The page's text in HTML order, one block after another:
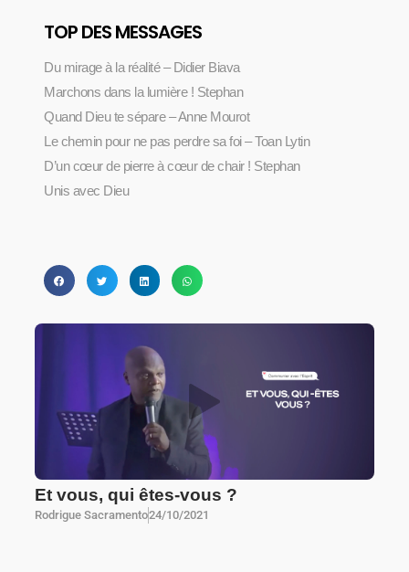
TOP DES MESSAGES
Du mirage à la réalité – Didier Biava
Marchons dans la lumière ! Stephan
Quand Dieu te sépare – Anne Mourot
Le chemin pour ne pas perdre sa foi – Toan Lytin
D’un cœur de pierre à cœur de chair ! Stephan
Unis avec Dieu
Et vous, qui êtes-vous ?
Rodrigue Sacramento24/10/2021